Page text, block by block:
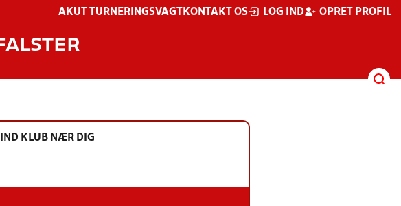
AKUT TURNERINGSVAGT KONTAKT OS LOG IND OPRET PROFIL
KLUB NÆR DIG